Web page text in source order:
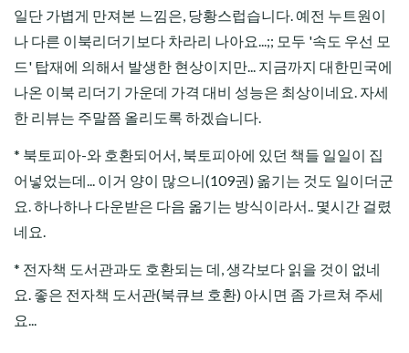
일단 가볍게 만져본 느낌은, 당황스럽습니다. 예전 누트원이
나 다른 이북리더기보다 차라리 나아요...;; 모두 '속도 우선 모
드' 탑재에 의해서 발생한 현상이지만... 지금까지 대한민국에
나온 이북 리더기 가운데 가격 대비 성능은 최상이네요. 자세
한 리뷰는 주말쯤 올리도록 하겠습니다.
* 북토피아-와 호환되어서, 북토피아에 있던 책들 일일이 집
어넣었는데... 이거 양이 많으니(109권) 옮기는 것도 일이더군
요. 하나하나 다운받은 다음 옮기는 방식이라서.. 몇시간 걸렸
네요.
* 전자책 도서관과도 호환되는 데, 생각보다 읽을 것이 없네
요. 좋은 전자책 도서관(북큐브 호환) 아시면 좀 가르쳐 주세
요...